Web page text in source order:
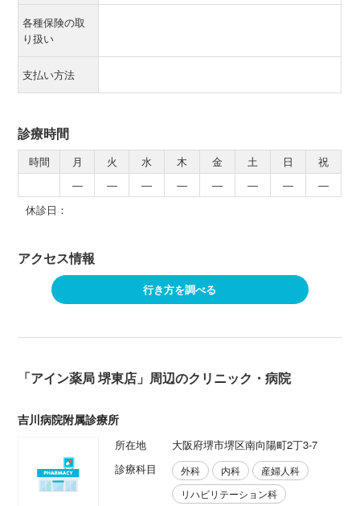
各種保険の取
り扱い
支払い方法
診療時間
時間 月 火 水 木 金 土 日
祝
―
― ― ― ― ― ―
―
休診日：
アクセス情報
行き方を調べる
「アイン薬局 堺東店」周辺のクリニック・病院
吉川病院附属診療所
所在地
大阪府堺市堺区南向陽町2丁3-7
診療科目
外科 内科
産婦人科
リハビリテーション科